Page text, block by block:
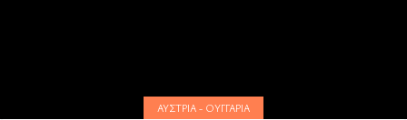
ΑΥΣΤΡΊΑ - ΟΥΓΓΑΡΊΑ